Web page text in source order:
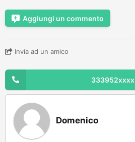
Aggiungi un commento
Invia ad un amico
333952xxxx
Domenico